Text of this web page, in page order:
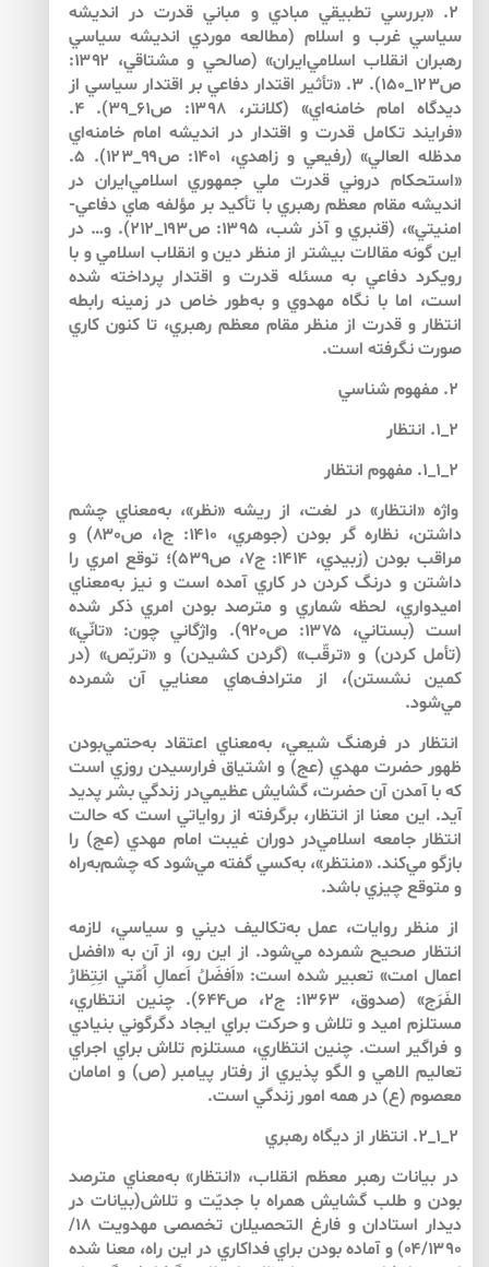
۲. «بررسي تطبيقي مبادي و مباني قدرت در انديشه
سياسي غرب و اسلام (مطالعه موردي انديشه سياسي
رهبران انقلاب اسلامي‌ايران» (صالحي و مشتاقي، ۱۳۹۲:
ص۱۲۳_۱۵۰). ۳. «تأثير اقتدار دفاعي بر اقتدار سياسي از
ديدگاه امام خامنه‌اي» (كلانتر، ۱۳۹۸: ص۶۱_۳۹). ۴.
«فرايند تكامل قدرت و اقتدار در انديشه امام خامنه‌اي
مدظله العالي» (رفيعي و زاهدي، ۱۴۰۱: ص۹۹_۱۲۳). ۵.
«استحكام دروني قدرت ملي جمهوري اسلامي‌ايران در
انديشه مقام معظم رهبري با تأكيد بر مؤلفه هاي دفاعي-
امنيتي»، (قنبري و آذر شب، ۱۳۹۵: ص۱۹۳_۲۱۲). و… در
اين گونه مقالات بيش­تر از منظر دين و انقلاب اسلامي ‌و با
رويكرد دفاعي به ‌مسئله قدرت و اقتدار پرداخته شده
است، اما با نگاه مهدوي و به‌طور خاص در زمينه رابطه
انتظار و قدرت از منظر مقام معظم رهبري، تا كنون كاري
صورت نگرفته است.
۲. مفهوم شناسي
۲_۱. انتظار
۲_۱_۱. مفهوم انتظار
واژه «انتظار» در لغت، از ريشه «نظر»، به‌معناي چشم
داشتن، نظاره گر بودن (جوهري، ۱۴۱۰: ج۱، ص۸۳۰) و
مراقب بودن (زبيدي، ۱۴۱۴: ج۷، ص۵۳۹)؛ توقع امري را
داشتن و درنگ كردن در كاري آمده است و نيز به‌معناي
اميدواري، لحظه شماري و مترصد بودن امري ذكر شده
است (بستاني، ۱۳۷۵: ص۹۲۰). واژگاني چون: «تانّي»
(تأمل كردن) و «ترقّب» (گردن كشيدن) و «تربّص» (در
كمين نشستن)، از مترادف‌هاي معنايي آن شمرده
مي‌شود.
انتظار در فرهنگ شيعي، به‌معناي اعتقاد به‌حتمي‌بودن
ظهور حضرت مهدي (عج) و اشتياق فرارسيدن روزي است
كه با آمدن آن حضرت، گشايش عظيمي‌در زندگي بشر پديد
آيد. اين معنا از انتظار، برگرفته از رواياتي است كه حالت
انتظار جامعه اسلامي‌در دوران غيبت امام مهدي (عج) را
بازگو مي‌كند. «منتظر»، به‌كسي گفته مي‌شود كه چشم‌به‌راه
و متوقع چيزي باشد.
از منظر روايات، عمل به‌تكاليف ديني و سياسي، لازمه
انتظار صحيح شمرده مي‌شود. از اين رو، از آن به‌ «افضل
اعمال امت» تعبير شده است: «اَفضَلُ اَعمالِ اُمّتي انِتِظارُ
الفَرَج» (صدوق، ۱۳۶۳: ج۲، ص۶۴۴). چنين انتظاري،
مستلزم اميد و تلاش و حركت براي ايجاد دگرگوني بنيادي
و فراگير است. چنين انتظاري، مستلزم تلاش براي اجراي
تعاليم الاهي و الگو پذيري از رفتار پيامبر (ص) و امامان
معصوم (ع) در همه امور زندگي است.
۲_۱_۲. انتظار از ديگاه رهبري
در بيانات رهبر معظم انقلاب، «انتظار» به‌معناي مترصد
بودن و طلب گشايش همراه با جديّت و تلاش(بيانات در
ديدار استادان و فارغ‏ التحصيلان تخصصى مهدويت ۱۸/
۰۴/۱۳۹۰) و آماده بودن براي فداكاري در اين راه، معنا شده